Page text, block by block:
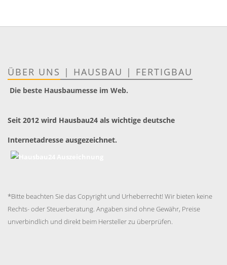
ÜBER UNS | HAUSBAU | FERTIGBAU
Die beste Hausbaumesse im Web.
Seit 2012 wird Hausbau24 als wichtige deutsche
Internetadresse ausgezeichnet.
*Bitte beachten Sie das Copyright und Urheberrecht! Wir bieten keine
Rechts- oder Steuerberatung. Angaben sind ohne Gewähr, Preise
unverbindlich und direkt beim Hersteller zu überprüfen.